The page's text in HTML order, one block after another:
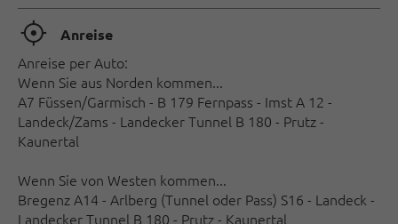
🞞 Anreise
Anreise per Auto:
Wenn Sie aus Norden kommen...
A7 Füssen/Garmisch - B 179 Fernpass - Imst A 12 -
Landeck/Zams - Landecker Tunnel B 180 - Prutz -
Kaunertal
Wenn Sie von Westen kommen...
Bregenz A14 - Arlberg (Tunnel oder Pass) S16 - Landeck -
Landecker Tunnel B 180 - Prutz - Kaunertal